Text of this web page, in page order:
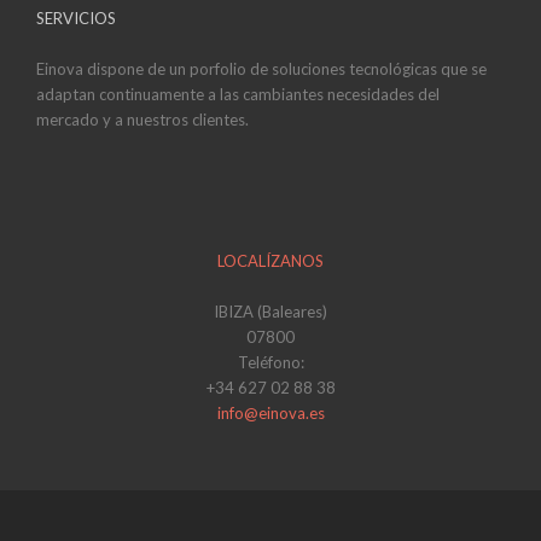
SERVICIOS
Einova dispone de un porfolio de soluciones tecnológicas que se
adaptan continuamente a las cambiantes necesidades del
mercado y a nuestros clientes.
LOCALÍZANOS
IBIZA (Baleares)
07800
Teléfono:
+34 627 02 88 38
info@einova.es